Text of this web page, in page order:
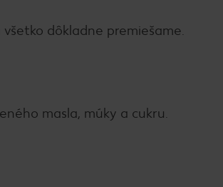
dôkladne premiešame.
masla, múky a cukru.